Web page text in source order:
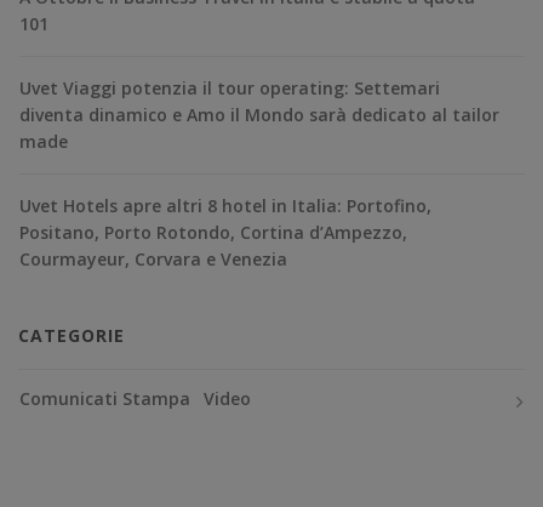
101
Uvet Viaggi potenzia il tour operating: Settemari
diventa dinamico e Amo il Mondo sarà dedicato al tailor
made
Uvet Hotels apre altri 8 hotel in Italia: Portofino,
Positano, Porto Rotondo, Cortina d’Ampezzo,
Courmayeur, Corvara e Venezia
CATEGORIE
Comunicati Stampa Video